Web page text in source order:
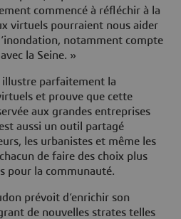
commencé à réfléchir à la
virtuels pourraient nous aider
notamment compte
la Seine. »
illustre parfaitement la
et prouve que cette
aux grandes entreprises
aussi un outil partagé
les urbanistes et même les
de faire des choix plus
pour la communauté.
prévoit d’enrichir son
de nouvelles strates telles